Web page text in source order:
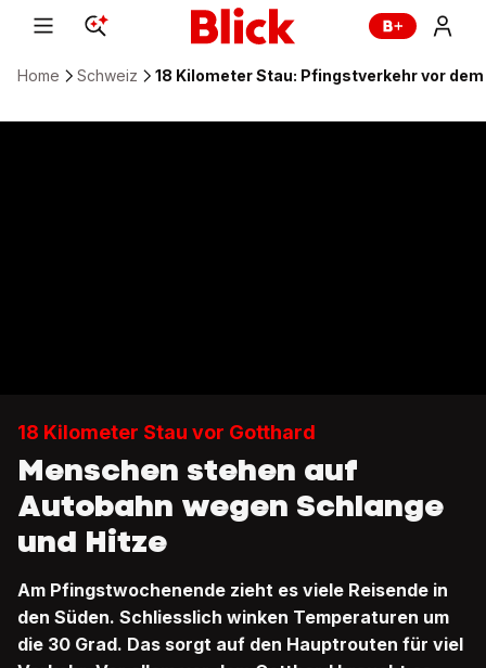
Home Schweiz 18 Kilometer Stau: Pfingstverkehr vor
18 Kilometer Stau vor Gotthard
Menschen stehen auf
Autobahn wegen Schlange
und Hitze
Am Pfingstwochenende zieht es viele Reisende in
den Süden. Schliesslich winken Temperaturen um
die 30 Grad. Das sorgt auf den Hauptrouten für viel